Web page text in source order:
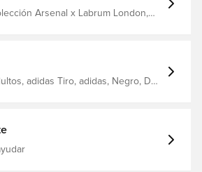
Arsenal x Labrum London,
(reciclado)
adidas Tiro, adidas, Negro, De